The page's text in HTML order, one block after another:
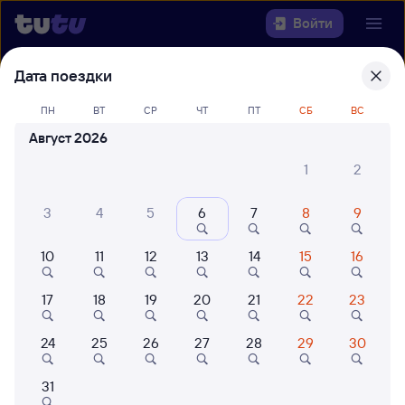
Войти
Выберите день, чтобы найти
билеты Санкт-Петербург Ладож. —
Кандалакша
42 млн путешествуют с
Дата поездки
ПН ВТ СР ЧТ ПТ СБ ВС
Август 2026
1
2
3 4 5 6 7 8 9
10 11 12 13 14 15 16
17 18 19 20 21 22 23
24 25 26 27 28 29 30
31